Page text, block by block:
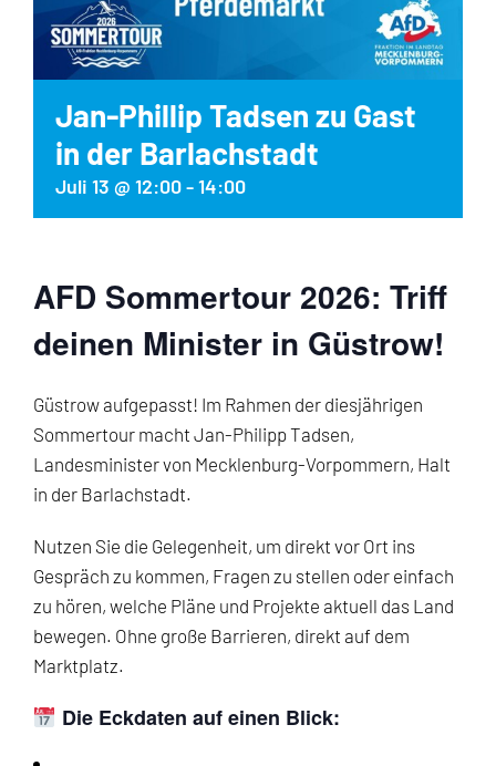
Jan-Phillip Tadsen zu Gast
in der Barlachstadt
Juli 13 @ 12:00-14:00
AFD Sommertour 2026: Triff
deinen Minister in Güstrow!
Güstrow aufgepasst! Im Rahmen der diesjährigen
Sommertour macht Jan-Philipp Tadsen,
Landesminister von Mecklenburg-Vorpommern, Halt
in der Barlachstadt.
Nutzen Sie die Gelegenheit, um direkt vor Ort ins
Gespräch zu kommen, Fragen zu stellen oder einfach
zu hören, welche Pläne und Projekte aktuell das Land
bewegen. Ohne große Barrieren, direkt auf dem
Marktplatz.
Die Eckdaten auf einen Blick: